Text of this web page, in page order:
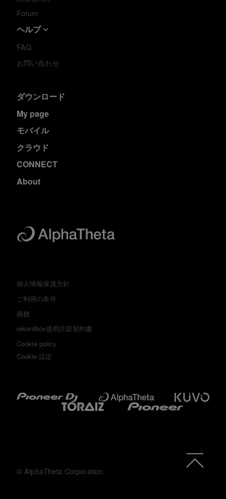
Forum
ヘルプ
FAQ
お問い合わせ
ダウンロード
My page
モバイル
クラウド
CONNECT
About
個人情報保護方針.
ご利用の条件
商標
rekordbox使用許諾契約書
Cookie policy
Cookie 設定
© AlphaTheta Corporation